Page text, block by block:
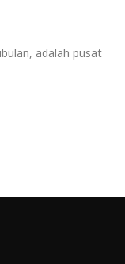
adalah pusat